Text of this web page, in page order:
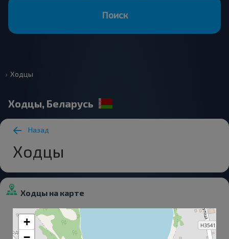
Поиск
Ходцы
Ходцы, Беларусь
Назад
Ходцы
Ходцы на карте
+